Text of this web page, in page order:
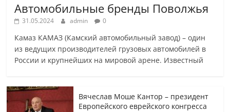
Автомобильные бренды Поволжья
31.05.2024 admin 0
Камаз КАМАЗ (Камский автомобильный завод) – один
из ведущих производителей грузовых автомобилей в
России и крупнейших на мировой арене. Известный
Вячеслав Моше Кантор – президент
Европейского еврейского конгресса